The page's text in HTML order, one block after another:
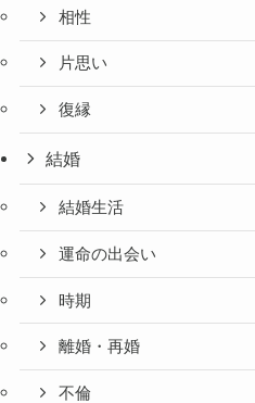
相性
片思い
復縁
結婚
結婚生活
運命の出会い
時期
離婚・再婚
不倫